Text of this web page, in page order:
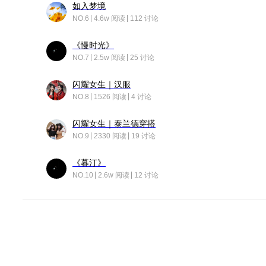
如入梦境
NO.6 4.6w 阅读 112 讨论
《慢时光》
NO.7 2.5w 阅读 25 讨论
闪耀女生｜汉服
NO.8 1526 阅读 4 讨论
闪耀女生｜泰兰德穿搭
NO.9 2330 阅读 19 讨论
《暮汀》
NO.10 2.6w 阅读 12 讨论